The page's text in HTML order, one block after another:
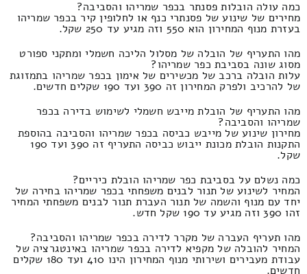
כמה עולה הובלות פסנתר בכפר שמריהו והסביבה?
מחירים של שינוע של פסנתרי כנף או לחלופין קיר בכפר שמריהו
בעזרת מנוף המחירון הוא 550 וזה מגיע עד 250 שקל.
מהו התעריף של הובלה של מסלול הליכה חשמלי ומתקני ספורט
מסוג שונה בסביבת כפר שמריהו?
עלות הובלה ברכב של מכשירים של אימון בכפר שמריהו בתמזוגת
של להרכיב ולפרק המחירון זה 390 ועד 190 שקלים חדשים.
מהו התעריף של הובלת מייבש חשמלי לשימוש בדירה בכפר
שמריהו והסביבה?
מחירון שינוע של מייבש כביסה בכפר שמריהו והסביבה בהוספת
התקנות הובלת מכונת ייבוש כביסה התעריף זה 390 ועד 190
שקל.
כמה נשלם על בסביבת כפר שמריהו הובלת כיריים?
המחיר לשינוע של תנור לבנים משפחתי בכפר שמריהו בחירה של
יחד עם מנוף והשמה של תנור העברת תנור לבנים משפחתי המחיר
זהו 390 וזה מגיע עד 190 שקל חדש.
מהו תעריף העברה של מקרר לדירה בכפר שמריהו והסביבה?
המחיר להובלה של מקפיא לדירה בכפר שמריהו באינטגרציה של
עבודת מעבירים ושירותי מנוף המחירון הינו 410 ועד 180 שקלים
חדשים.